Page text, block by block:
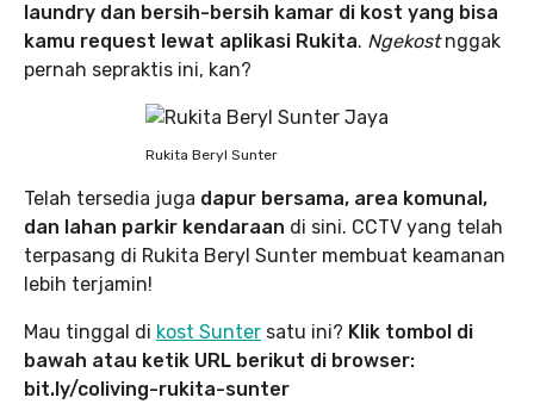
laundry dan bersih-bersih kamar di kost yang bisa
kamu request lewat aplikasi Rukita. Ngekostnggak
pernah sepraktis ini, kan?
Rukita Beryl Sunter
Telah tersedia juga dapur bersama, area komunal,
dan lahan parkir kendaraan di sini. CCTV yang telah
terpasang di Rukita Beryl Sunter membuat keamanan
lebih terjamin!
Mau tinggal di kost Sunter satu ini? Klik tombol di
bawah atau ketik URL berikut di browser:
bit.ly/coliving-rukita-sunter